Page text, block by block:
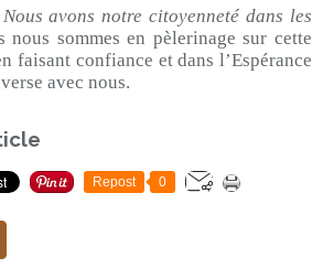
avons notre citoyenneté dans les
nous sommes en pèlerinage sur cette
faisant confiance et dans l’Espérance
avec nous.
Repost 0